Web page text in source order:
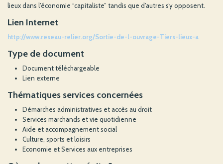
lieux dans l’économie “capitaliste” tandis que d’autres s’y opposent.
Lien Internet
http://www.reseau-relier.org/Sortie-de-l-ouvrage-Tiers-lieux-a
Type de document
Document téléchargeable
Lien externe
Thématiques services concernées
Démarches administratives et accès au droit
Services marchands et vie quotidienne
Aide et accompagnement social
Culture, sports et loisirs
Economie et Services aux entreprises